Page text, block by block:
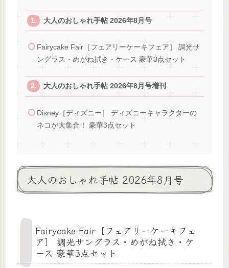
大人のおしゃれ手帖 2026年8月号
Fairycake Fair［フェアリーケーキフェア］ 調光サ
ングラス・めがね拭き・ケース 豪華3点セット
大人のおしゃれ手帖 2026年8月号増刊
Disney［ディズニー］ ディズニーキャラクターの
ネコが大集合！ 豪華3点セット
大人のおしゃれ手帖 2026年8月号
Fairycake Fair［フェアリーケーキフェ
ア］ 調光サングラス・めがね拭き・ケ
ース 豪華3点セット